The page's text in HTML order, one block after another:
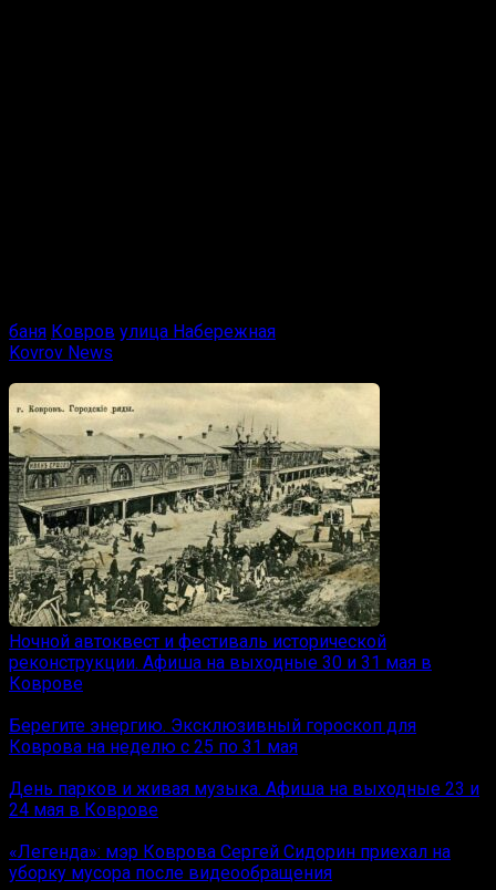
баня Ковров улица Набережная
Kovrov News
Ночной автоквест и фестиваль исторической
реконструкции. Афиша на выходные 30 и 31 мая в
Коврове
Берегите энергию. Эксклюзивный гороскоп для
Коврова на неделю с 25 по 31 мая
День парков и живая музыка. Афиша на выходные 23 и
24 мая в Коврове
«Легенда»: мэр Коврова Сергей Сидорин приехал на
уборку мусора после видеообращения